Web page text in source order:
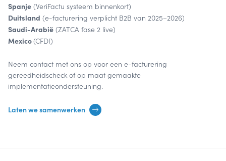
Spanje (VeriFactu systeem binnenkort)
Duitsland (e-facturering verplicht B2B van 2025–2026)
Saudi-Arabië (ZATCA fase 2 live)
Mexico(CFDI)
Neem contact met ons op voor een e-facturering
gereedheidscheck of op maat gemaakte
implementatieondersteuning.
Laten we samenwerken